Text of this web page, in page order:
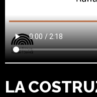
LA